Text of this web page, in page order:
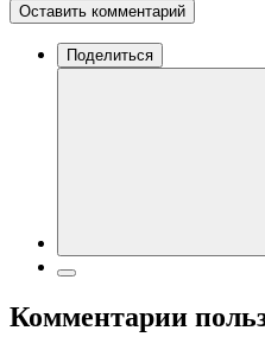
Оставить комментарий
Поделиться
Комментарии